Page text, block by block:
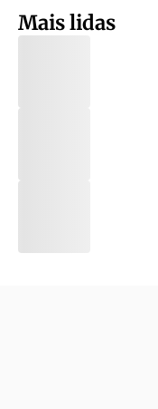
Mais lidas